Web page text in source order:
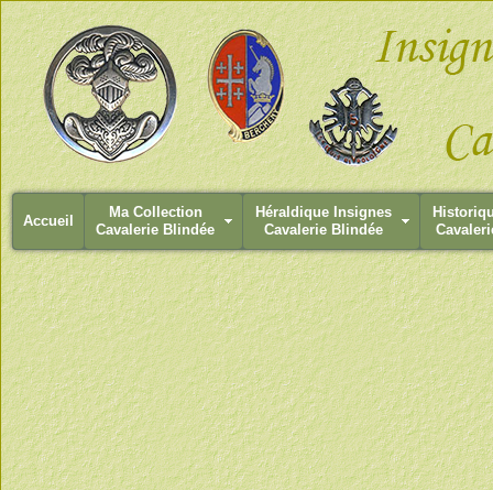
Accueil
Ma Collection
Cavalerie Blindée
Héraldique Insignes
Cavalerie Blindée